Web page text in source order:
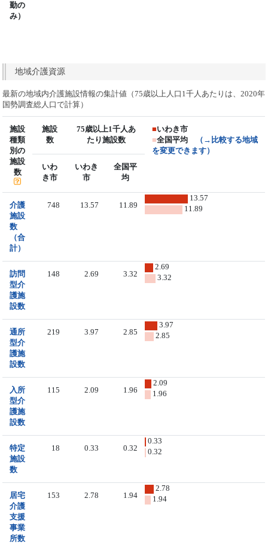
勤の
み）
地域介護資源
最新の地域内介護施設情報の集計値（75歳以上人口1千人あたりは、2020年
国勢調査総人口で計算）
施設
種類
別の
施設
数
施設
数
75歳以上1千人あ
たり施設数
■いわき市
■全国平均
（→比較する地域
を変更できます）
いわ
き市
いわき
市
全国平
均
介護
施設
数
（合
計）
748 13.57 11.89
13.57
11.89
訪問
型介
護施
設数
148 2.69 3.32
2.69
3.32
通所
型介
護施
設数
219 3.97 2.85
3.97
2.85
入所
型介
護施
設数
115 2.09 1.96
2.09
1.96
特定
施設
数
18 0.33 0.32
0.33
0.32
居宅
介護
支援
事業
所数
153 2.78 1.94
2.78
1.94